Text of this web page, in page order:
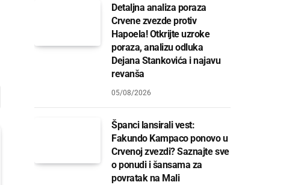
Detaljna analiza poraza
Crvene zvezde protiv
Hapoela! Otkrijte uzroke
poraza, analizu odluka
Dejana Stankovića i najavu
revanša
05/08/2026
Španci lansirali vest:
Fakundo Kampaco ponovo u
Crvenoj zvezdi? Saznajte sve
o ponudi i šansama za
povratak na Mali